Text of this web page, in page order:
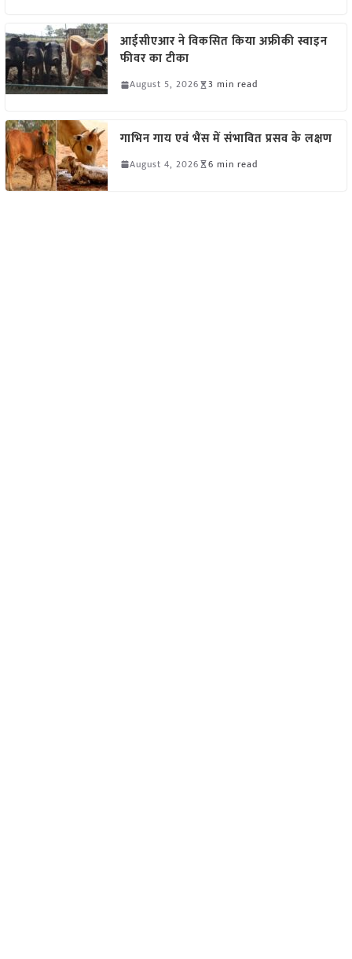
आईसीएआर ने विकसित किया अफ्रीकी स्वाइन
फीवर का टीका
August 5, 2026 3 min read
गाभिन गाय एवं भैंस में संभावित प्रसव के लक्षण
August 4, 2026 6 min read